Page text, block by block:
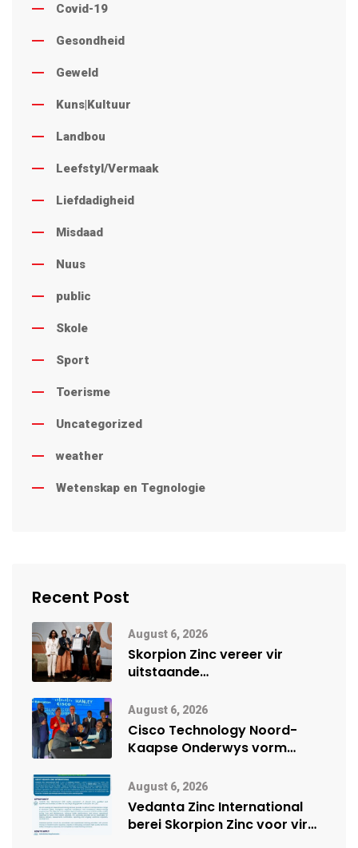
Covid-19
Gesondheid
Geweld
Kuns|Kultuur
Landbou
Leefstyl/Vermaak
Liefdadigheid
Misdaad
Nuus
public
Skole
Sport
Toerisme
Uncategorized
weather
Wetenskap en Tegnologie
Recent Post
August 6, 2026
Skorpion Zinc vereer vir
uitstaande
Namibië Mynbou Ekspo
August 6, 2026
Cisco Technology Noord-
Kaapse Onderwys vorm
vennootskap
August 6, 2026
Vedanta Zinc International
berei Skorpion Zinc voor vir